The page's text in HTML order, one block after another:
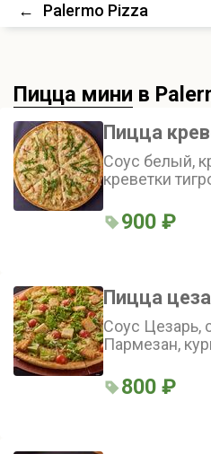
← Palermo Pizza
Пицца мини в
Пицца
Соус белый,
креветки
900 ₽
Пицца
Соус Цезарь,
Пармезан,
салата (25 см)
800 ₽